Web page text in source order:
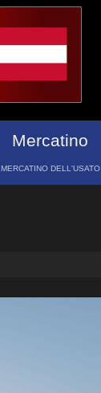
Mercatino
MERCATINO DELL'USATO